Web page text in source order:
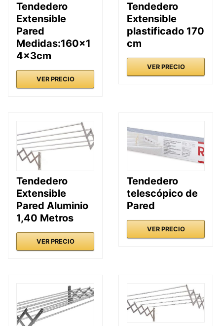
Tendedero
Extensible
Pared
Medidas:160x1
4x3cm
VER PRECIO
Tendedero
Extensible
plastificado 170
cm
VER PRECIO
Tendedero
Extensible
Pared Aluminio
1,40 Metros
VER PRECIO
Tendedero
telescópico de
Pared
VER PRECIO